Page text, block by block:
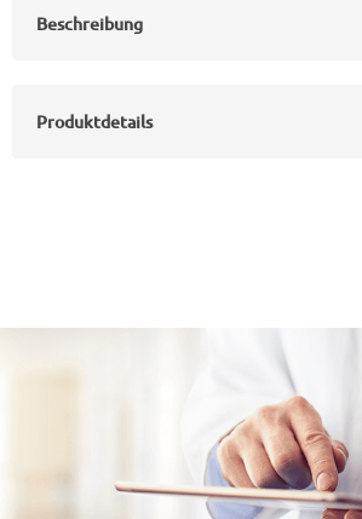
Beschreibung
Produktdetails